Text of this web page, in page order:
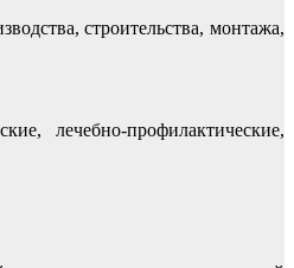
строительства, монтажа,
лечебно-профилактические,